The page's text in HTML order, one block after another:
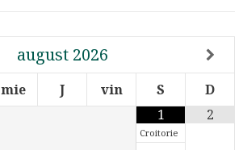
august 2026
mie J vin S
D
1
Croitorie
2